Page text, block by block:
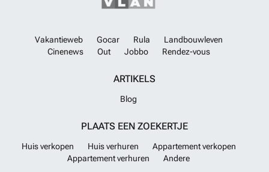
Vakantieweb Gocar Rula
Landbouwleven
Cinenews
Out Jobbo Rendez-vous
ARTIKELS
Blog
PLAATS EEN ZOEKERTJE
Huis verkopen Huis verhuren
Appartement verkopen
Appartement verhuren
Andere